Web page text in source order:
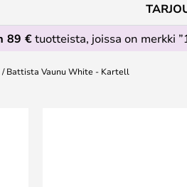
89 €tuotteista, joissa on merkki
Battista Vaunu White - Kartell